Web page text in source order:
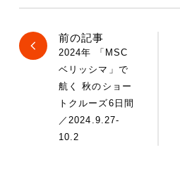
前の記事
2024年 「MSC
ベリッシマ」で
航く 秋のショー
トクルーズ6日間
／2024.9.27-
10.2